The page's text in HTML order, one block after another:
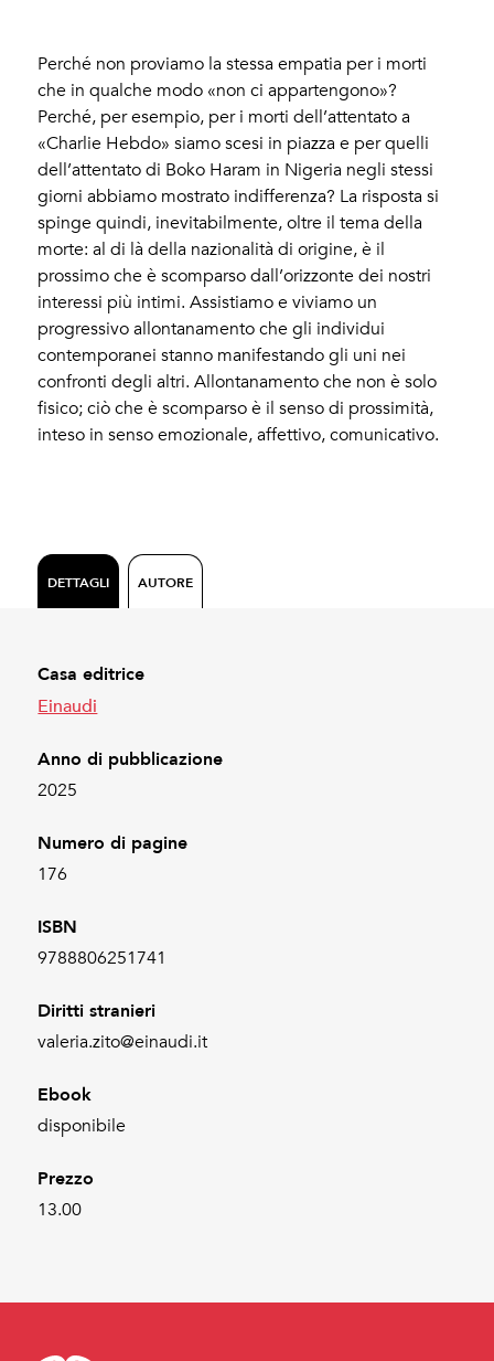
Perché non proviamo la stessa empatia per i morti
che in qualche modo «non ci appartengono»?
Perché, per esempio, per i morti dell’attentato a
«Charlie Hebdo» siamo scesi in piazza e per quelli
dell’attentato di Boko Haram in Nigeria negli stessi
giorni abbiamo mostrato indifferenza? La risposta si
spinge quindi, inevitabilmente, oltre il tema della
morte: al di là della nazionalità di origine, è il
prossimo che è scomparso dall’orizzonte dei nostri
interessi più intimi. Assistiamo e viviamo un
progressivo allontanamento che gli individui
contemporanei stanno manifestando gli uni nei
confronti degli altri. Allontanamento che non è solo
fisico; ciò che è scomparso è il senso di prossimità,
inteso in senso emozionale, affettivo, comunicativo.
DETTAGLI AUTORE
Casa editrice
Einaudi
Anno di pubblicazione
2025
Numero di pagine
176
ISBN
9788806251741
Diritti stranieri
valeria.zito@einaudi.it
Ebook
disponibile
Prezzo
13.00